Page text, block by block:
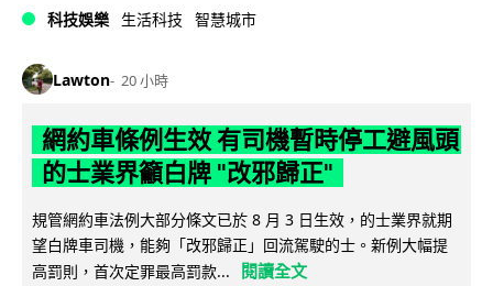
科技娛樂 生活科技 智慧城市
Lawton 20 小時
網約車條例生效 有司機暫時停工避風頭
的士業界籲白牌 "改邪歸正"
規管網約車法例大部分條文已於 8 月 3 日生效，的士業界就期
望白牌車司機，能夠「改邪歸正」回流駕駛的士。新例大幅提
高罰則，首次定罪最高罰款...
閱讀全文